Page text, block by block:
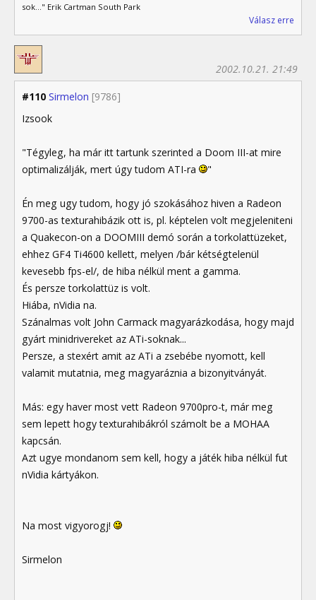
sok..." Erik Cartman South Park
Válasz erre
#110 Sirmelon [9786]
2002.10.21. 21:49
Izsook
"Tégyleg, ha már itt tartunk szerinted a Doom III-at mire
optimalizálják, mert úgy tudom ATI-ra
"
Én meg ugy tudom, hogy jó szokásához hiven a Radeon
9700-as texturahibázik ott is, pl. képtelen volt megjeleniteni
a Quakecon-on a DOOMIII demó során a torkolattüzeket,
ehhez GF4 Ti4600 kellett, melyen /bár kétségtelenül
kevesebb fps-el/, de hiba nélkül ment a gamma.
És persze torkolattüz is volt.
Hiába, nVidia na.
Szánalmas volt John Carmack magyarázkodása, hogy majd
gyárt minidrivereket az ATi-soknak...
Persze, a stexért amit az ATi a zsebébe nyomott, kell
valamit mutatnia, meg magyaráznia a bizonyitványát.
Más: egy haver most vett Radeon 9700pro-t, már meg
sem lepett hogy texturahibákról számolt be a MOHAA
kapcsán.
Azt ugye mondanom sem kell, hogy a játék hiba nélkül fut
nVidia kártyákon.
Na most vigyorogj!
Sirmelon